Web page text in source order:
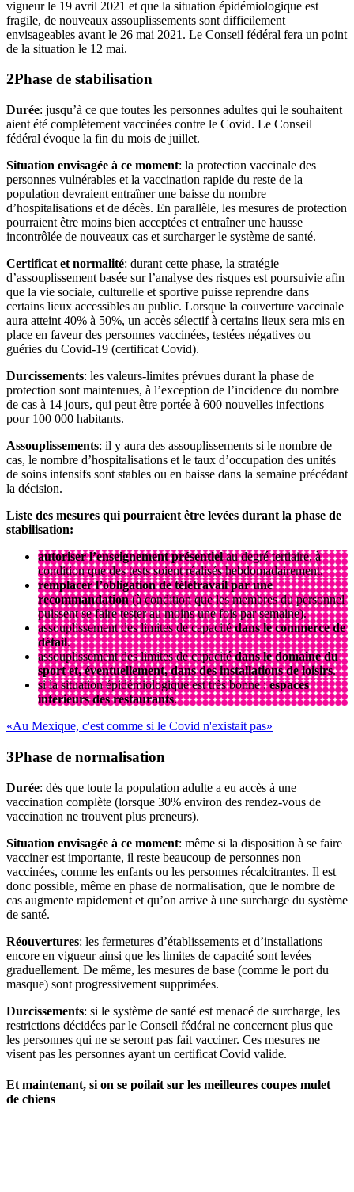
vigueur le 19 avril 2021 et que la situation épidémiologique est
fragile, de nouveaux assouplissements sont difficilement
envisageables avant le 26 mai 2021. Le Conseil fédéral fera un point
de la situation le 12 mai.
Phase de stabilisation
Durée: jusqu’à ce que toutes les personnes adultes qui le souhaitent
aient été complètement vaccinées contre le Covid. Le Conseil
fédéral évoque la fin du mois de juillet.
Situation envisagée à ce moment: la protection vaccinale des
personnes vulnérables et la vaccination rapide du reste de la
population devraient entraîner une baisse du nombre
d’hospitalisations et de décès. En parallèle, les mesures de protection
pourraient être moins bien acceptées et entraîner une hausse
incontrôlée de nouveaux cas et surcharger le système de santé.
Certificat et normalité: durant cette phase, la stratégie
d’assouplissement basée sur l’analyse des risques est poursuivie afin
que la vie sociale, culturelle et sportive puisse reprendre dans
certains lieux accessibles au public. Lorsque la couverture vaccinale
aura atteint 40% à 50%, un accès sélectif à certains lieux sera mis en
place en faveur des personnes vaccinées, testées négatives ou
guéries du Covid-19 (certificat Covid).
Durcissements: les valeurs-limites prévues durant la phase de
protection sont maintenues, à l’exception de l’incidence du nombre
de cas à 14 jours, qui peut être portée à 600 nouvelles infections
pour 100 000 habitants.
Assouplissements: il y aura des assouplissements si le nombre de
cas, le nombre d’hospitalisations et le taux d’occupation des unités
de soins intensifs sont stables ou en baisse dans la semaine précédant
la décision.
Liste des mesures qui pourraient être levées durant la phase de
stabilisation:
autoriser l’enseignement présentielau degré tertiaire, à
condition que des tests soient réalisés hebdomadairement.
remplacer l’obligation de télétravail par une
recommandation(à condition que les membres du personnel
puissent se faire tester au moins une fois par semaine).
assouplissement des limites de capacitédans le commerce de
détail.
assouplissement des limites de capacitédans le domaine du
sport et, éventuellement, dans des installations de loisirs.
si la situation épidémiologique est très bonne :espaces
intérieurs des restaurants.
«Au Mexique, c'est comme si le Covid n'existait pas»
Phase de normalisation
Durée: dès que toute la population adulte a eu accès à une
vaccination complète (lorsque 30% environ des rendez-vous de
vaccination ne trouvent plus preneurs).
Situation envisagée à ce moment: même si la disposition à se faire
vacciner est importante, il reste beaucoup de personnes non
vaccinées, comme les enfants ou les personnes récalcitrantes. Il est
donc possible, même en phase de normalisation, que le nombre de
cas augmente rapidement et qu’on arrive à une surcharge du système
de santé.
Réouvertures: les fermetures d’établissements et d’installations
encore en vigueur ainsi que les limites de capacité sont levées
graduellement. De même, les mesures de base (comme le port du
masque) sont progressivement supprimées.
Durcissements: si le système de santé est menacé de surcharge, les
restrictions décidées par le Conseil fédéral ne concernent plus que
les personnes qui ne se seront pas fait vacciner. Ces mesures ne
visent pas les personnes ayant un certificat Covid valide.
Et maintenant, si on se poilait sur les meilleures coupes mulet
de chiens